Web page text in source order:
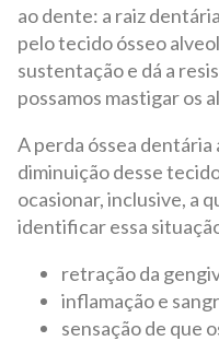
ao dente: a raiz
pelo tecido ósseo
sustentação e dá a
possamos mastigar os
A perda óssea
diminuição desse
ocasionar, inclusive, a
identificar essa
retração da
inflamação e
sensação de que